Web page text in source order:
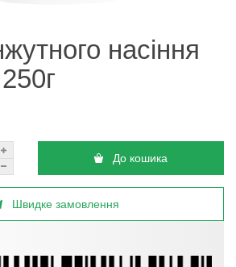
насіння
До кошика
Швидке замовлення